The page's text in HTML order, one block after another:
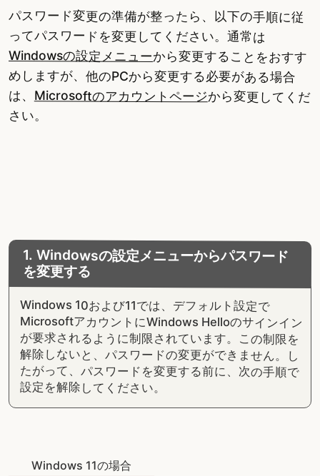
パスワード変更の準備が整ったら、以下の手順に従
ってパスワードを変更してください。通常は
Windowsの設定メニューから変更することをおすす
めしますが、他のPCから変更する必要がある場合
は、 Microsoftのアカウントページから変更してくだ
さい。
1. Windowsの設定メニューからパスワード
を変更する
Windows 10および11では、デフォルト設定で
MicrosoftアカウントにWindows Helloのサインイン
が要求されるように制限されています。この制限を
解除しないと、パスワードの変更ができません。し
たがって、パスワードを変更する前に、次の手順で
設定を解除してください。
Windows 11の場合